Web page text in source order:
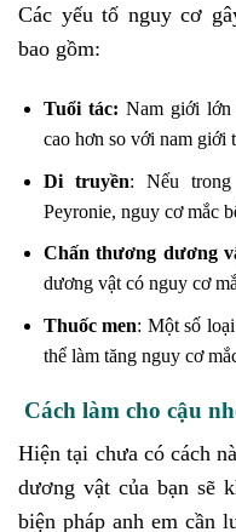
Các yếu tố nguy cơ
bao gồm:
Tuổi tác: Nam giới lớn
cao hơn so với nam giới
Di truyền: Nếu
Peyronie, nguy cơ mắc
Chấn thương dương
dương vật có nguy cơ
Thuốc men: Một số
thể làm tăng nguy cơ
Cách làm cho cậu
Hiện tại chưa có cách
dương vật của bạn sẽ
biện pháp anh em cần